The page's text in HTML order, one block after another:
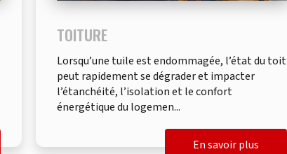
TOITURE
Lorsqu’une tuile est endommagée, l’état du toit
peut rapidement se dégrader et impacter
l’étanchéité, l’isolation et le confort
énergétique du logemen...
En savoir plus